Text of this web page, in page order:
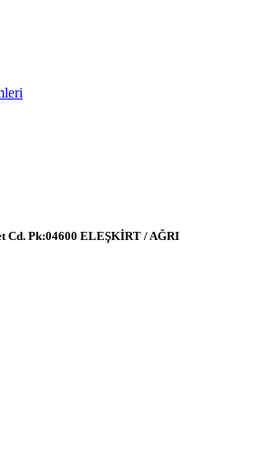
Cd. Pk:04600 ELEŞKİRT / AĞRI